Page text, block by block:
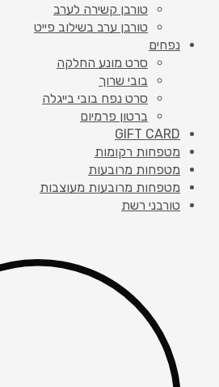
טורבן קשירה לערב
טורבן ערב בשילוב פייט
נפחים
סרט מונע החלקה
בובי שרוך
סרט נפח בובי בייגלה
ברטון פרמיום
GIFT CARD
מטפחות רקומות
מטפחות מרובעות
מטפחות מרובעות מעוצבות
טורבני רשת